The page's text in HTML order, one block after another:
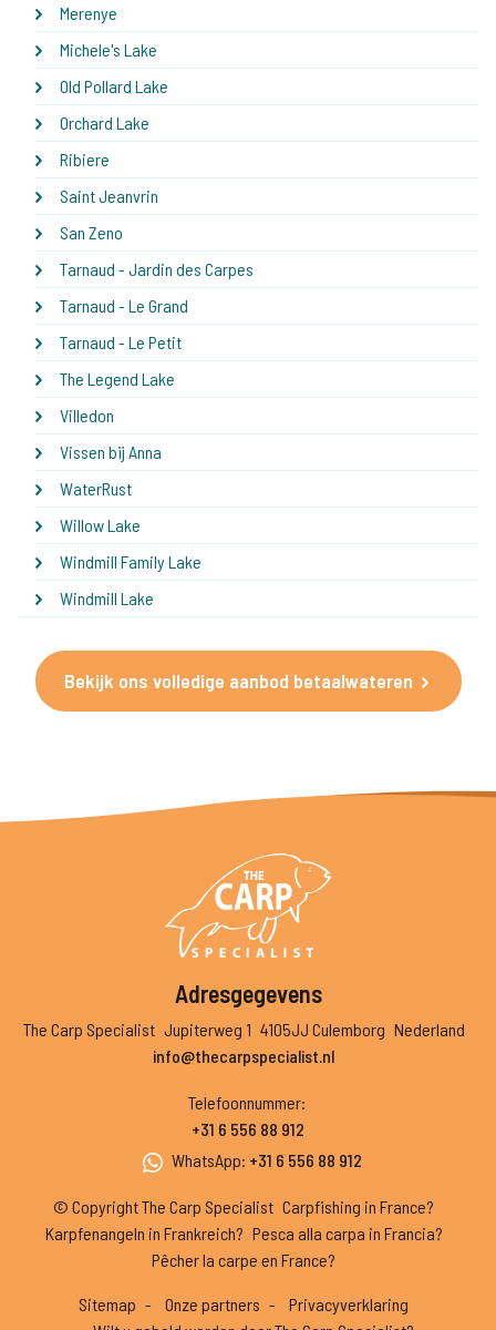
Merenye
Michele's Lake
Old Pollard Lake
Orchard Lake
Ribiere
Saint Jeanvrin
San Zeno
Tarnaud - Jardin des Carpes
Tarnaud - Le Grand
Tarnaud - Le Petit
The Legend Lake
Villedon
Vissen bij Anna
WaterRust
Willow Lake
Windmill Family Lake
Windmill Lake
Bekijk ons volledige aanbod betaalwateren
Adresgegevens
The Carp Specialist Jupiterweg 1 4105JJ Culemborg Nederland
info@thecarpspecialist.nl
Telefoonnummer:
+31 6 556 88 912
WhatsApp: +31 6 556 88 912
© Copyright The Carp Specialist Carpfishing in France?
Karpfenangeln in Frankreich? Pesca alla carpa in Francia?
Pêcher la carpe en France?
Sitemap Onze partners
Privacyverklaring